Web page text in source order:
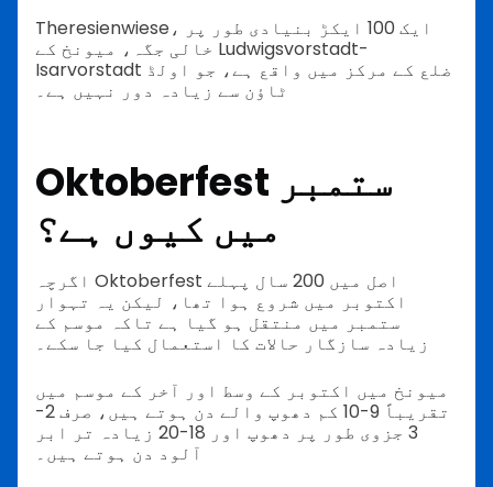
Theresienwiese، ایک 100 ایکڑ بنیادی طور پر
خالی جگہ، میونخ کے Ludwigsvorstadt-
Isarvorstadt ضلع کے مرکز میں واقع ہے، جو اولڈ
ٹاؤن سے زیادہ دور نہیں ہے۔
Oktoberfest ستمبر
میں کیوں ہے؟
اگرچہ Oktoberfest اصل میں 200 سال پہلے
اکتوبر میں شروع ہوا تھا، لیکن یہ تہوار
ستمبر میں منتقل ہو گیا ہے تاکہ موسم کے
زیادہ سازگار حالات کا استعمال کیا جا سکے۔
میونخ میں اکتوبر کے وسط اور آخر کے موسم میں
تقریباً 9-10 کم دھوپ والے دن ہوتے ہیں، صرف 2-
3 جزوی طور پر دھوپ اور 18-20 زیادہ تر ابر